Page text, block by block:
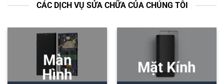
CÁC DỊCH VỤ SỬA CHỮA CỦA CHÚNG TÔI
Màn
Hình
Mặt Kính